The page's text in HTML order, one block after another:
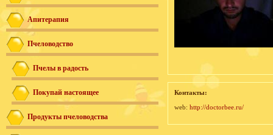
Апитерапия
Пчеловодство
Пчелы в радость
Покупай настоящее
Продукты пчеловодства
Контакты:
web: http://doctorbee.ru/